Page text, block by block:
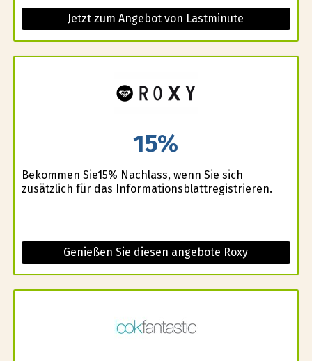
Jetzt zum Angebot von Lastminute
15%
Bekommen Sie15% Nachlass, wenn Sie sich
zusätzlich für das Informationsblattregistrieren.
Genießen Sie diesen angebote Roxy